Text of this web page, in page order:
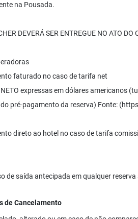
na Pousada.
DEVERÁ SER ENTREGUE NO ATO DO
faturado no caso de tarifa net
NETO expressas em dólares americanos
pré-pagamento da reserva) Fonte:
direto ao hotel no caso de tarifa
de saída antecipada em qualquer
de Cancelamento